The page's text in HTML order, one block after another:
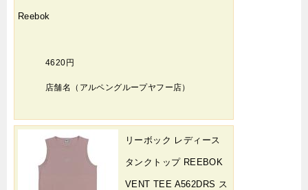
Reebok
4620円
店舗名（アルペングループヤフー店）
リーボック レディース
タンクトップ REEBOK
VENT TEE A562DRS ス